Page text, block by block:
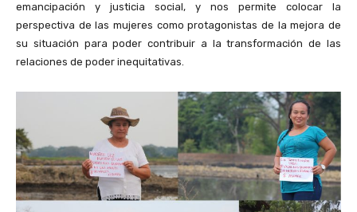
emancipación y justicia social, y nos permite colocar la
perspectiva de las mujeres como protagonistas de la mejora de
su situación para poder contribuir a la transformación de las
relaciones de poder inequitativas.